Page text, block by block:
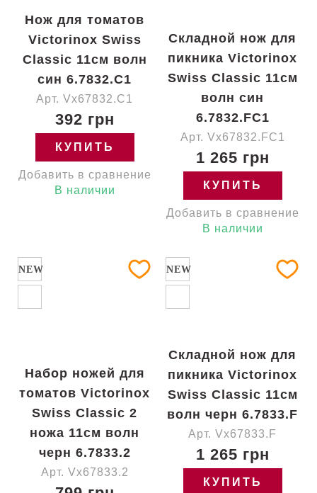
Нож для томатов
Victorinox Swiss
Classic 11см волн
син 6.7832.C1
Арт. Vx67832.C1
392 грн
КУПИТЬ
Добавить в сравнение
В наличии
Складной нож для
пикника Victorinox
Swiss Classic 11см
волн син
6.7832.FC1
Арт. Vx67832.FC1
1 265 грн
КУПИТЬ
Добавить в сравнение
В наличии
NEW
Набор ножей для
томатов Victorinox
Swiss Classic 2
ножа 11см волн
черн 6.7833.2
Арт. Vx67833.2
NEW
Складной нож для
пикника Victorinox
Swiss Classic 11см
волн черн 6.7833.F
Арт. Vx67833.F
1 265 грн
КУПИТЬ